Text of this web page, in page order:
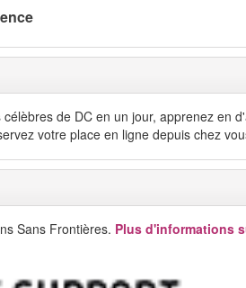
de DC en un jour, apprenez en
votre place en ligne depuis chez
Sans Frontières. Plus d'informations